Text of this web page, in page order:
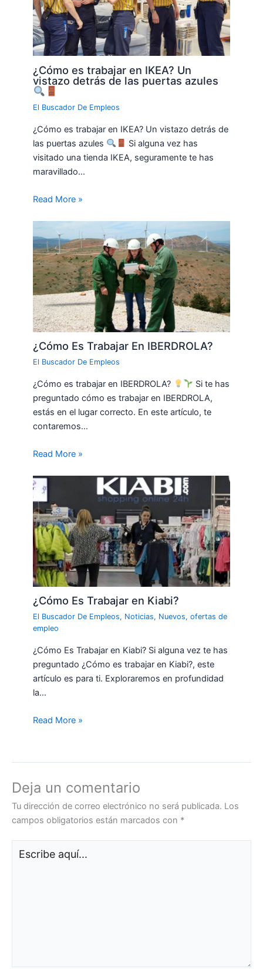
¿Cómo es trabajar en IKEA? Un
vistazo detrás de las puertas azules
El Buscador De Empleos
¿Cómo es trabajar en IKEA? Un vistazo detrás de
las puertas azules
Si alguna vez has
visitado una tienda IKEA, seguramente te has
maravillado…
Read More »
¿Cómo Es Trabajar En IBERDROLA?
El Buscador De Empleos
¿Cómo es trabajar en IBERDROLA?
Si te has
preguntado cómo es trabajar en IBERDROLA,
estás en el lugar correcto. En este artículo, te
contaremos…
Read More »
¿Cómo Es Trabajar en Kiabi?
El Buscador De Empleos, Noticias, Nuevos,ofertas de
empleo
¿Cómo Es Trabajar en Kiabi? Si alguna vez te has
preguntado ¿Cómo es trabajar en Kiabi?, este
artículo es para ti. Exploraremos en profundidad
la…
Read More »
Deja un comentario
Tu dirección de correo electrónico no será publicada. Los
campos obligatorios están marcados con *
aquí...